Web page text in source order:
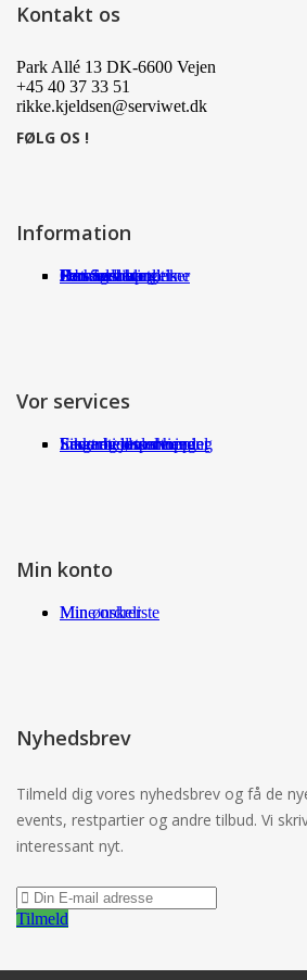
Kontakt os
Park Allé 13 DK-6600 Vejen
+45 40 37 33 51
rikke.kjeldsen@serviwet.dk
FØLG OS !
Information
Om Serviwet
Serviwet blog
Forhandlere
Persondatapolitik
Handelsbetingelser
Det siger kunderne
Jobs
Vor services
Fragt og returneringer
Sikkerhed ved handel
International shopping
Samarbejdspartnere
Leverandørservice
Min konto
Min ønskeliste
Mine ordrer
Nyhedsbrev
Tilmeld dig vores nyhedsbrev og få de
events, restpartier og andre tilbud. Vi
interessant nyt.
Tilmeld